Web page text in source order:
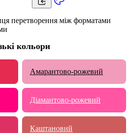
перетворення між форматами
кольори
Амарантово-рожевий
Діамантово-рожевий
Каштановий